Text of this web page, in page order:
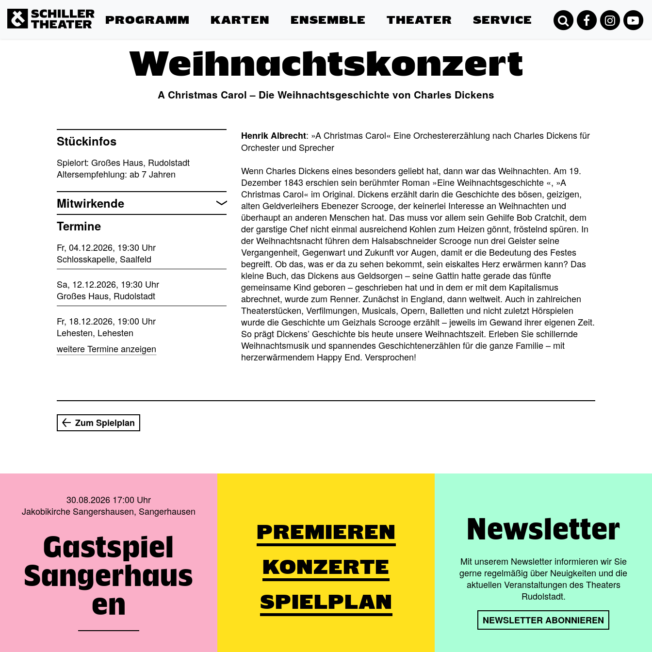
PROGRAMM KARTEN ENSEMBLE THEATER SERVICE
Weihnachtskonzert
A Christmas Carol – Die Weihnachtsgeschichte von Charles Dickens
Henrik Albrecht: »A Christmas Carol« Eine Orchestererzählung nach Charles Dickens für
Orchester und Sprecher
Wenn Charles Dickens eines besonders geliebt hat, dann war das Weihnachten. Am 19.
Dezember 1843 erschien sein berühmter Roman »Eine Weihnachtsgeschichte «, »A
Christmas Carol« im Original. Dickens erzählt darin die Geschichte des bösen, geizigen,
alten Geldverleihers Ebenezer Scrooge, der keinerlei Interesse an Weihnachten und
überhaupt an anderen Menschen hat. Das muss vor allem sein Gehilfe Bob Cratchit, dem
der garstige Chef nicht einmal ausreichend Kohlen zum Heizen gönnt, fröstelnd spüren. In
der Weihnachtsnacht führen dem Halsabschneider Scrooge nun drei Geister seine
Vergangenheit, Gegenwart und Zukunft vor Augen, damit er die Bedeutung des Festes
begreift. Ob das, was er da zu sehen bekommt, sein eiskaltes Herz erwärmen kann? Das
kleine Buch, das Dickens aus Geldsorgen – seine Gattin hatte gerade das fünfte
gemeinsame Kind geboren – geschrieben hat und in dem er mit dem Kapitalismus
abrechnet, wurde zum Renner. Zunächst in England, dann weltweit. Auch in zahlreichen
Theaterstücken, Verfilmungen, Musicals, Opern, Balletten und nicht zuletzt Hörspielen
wurde die Geschichte um Geizhals Scrooge erzählt – jeweils im Gewand ihrer eigenen Zeit.
So prägt Dickens’ Geschichte bis heute unsere Weihnachtszeit. Erleben Sie schillernde
Weihnachtsmusik und spannendes Geschichtenerzählen für die ganze Familie – mit
herzerwärmendem Happy End. Versprochen!
Stückinfos
Spielort: Großes Haus, Rudolstadt
Altersempfehlung: ab 7 Jahren
Mitwirkende
Termine
Fr, 04.12.2026, 19:30 Uhr
Schlosskapelle, Saalfeld
Sa, 12.12.2026, 19:30 Uhr
Großes Haus, Rudolstadt
Fr, 18.12.2026, 19:00 Uhr
Lehesten, Lehesten
weitere Termine anzeigen
Zum Spielplan
30.08.2026 17:00 Uhr
Jakobikirche Sangershausen, Sangerhausen
Gastspiel
Sangerhaus
en
PREMIEREN
KONZERTE
SPIELPLAN
Newsletter
Mit unserem Newsletter informieren wir Sie
gerne regelmäßig über Neuigkeiten und die
aktuellen Veranstaltungen des Theaters
Rudolstadt.
NEWSLETTER ABONNIEREN